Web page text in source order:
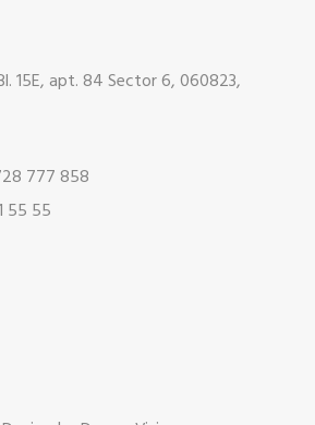
15E, apt. 84 Sector 6, 060823,
777 858
55 55